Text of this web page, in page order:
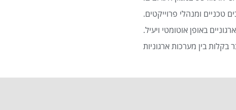
ומנהלי פרוייקטים.